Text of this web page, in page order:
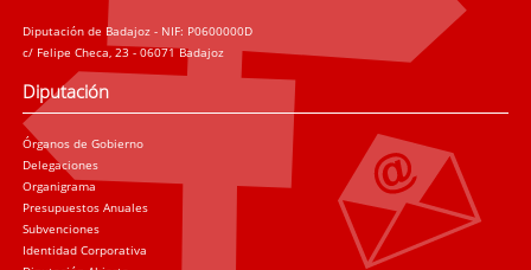
Diputación de Badajoz - NIF: P0600000D
c/ Felipe Checa, 23 - 06071 Badajoz
Diputación
Órganos de Gobierno
Delegaciones
Organigrama
Presupuestos Anuales
Subvenciones
Identidad Corporativa